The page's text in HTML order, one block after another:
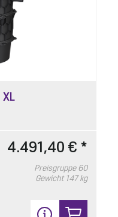
4.491,40 € *
Preisgruppe 60
Gewicht 147 kg